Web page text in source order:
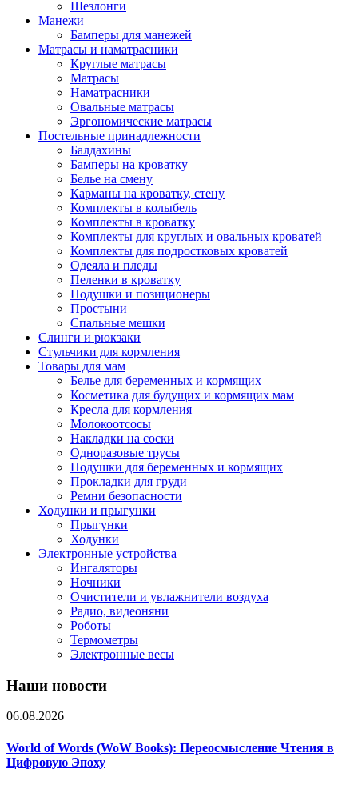
Шезлонги
Манежи
Бамперы для манежей
Матрасы и наматрасники
Круглые матрасы
Матрасы
Наматрасники
Овальные матрасы
Эргономические матрасы
Постельные принадлежности
Балдахины
Бамперы на кроватку
Белье на смену
Карманы на кроватку, стену
Комплекты в колыбель
Комплекты в кроватку
Комплекты для круглых и овальных кроватей
Комплекты для подростковых кроватей
Одеяла и пледы
Пеленки в кроватку
Подушки и позиционеры
Простыни
Спальные мешки
Слинги и рюкзаки
Стульчики для кормления
Товары для мам
Белье для беременных и кормящих
Косметика для будущих и кормящих мам
Кресла для кормления
Молокоотсосы
Накладки на соски
Одноразовые трусы
Подушки для беременных и кормящих
Прокладки для груди
Ремни безопасности
Ходунки и прыгунки
Прыгунки
Ходунки
Электронные устройства
Ингаляторы
Ночники
Очистители и увлажнители воздуха
Радио, видеоняни
Роботы
Термометры
Электронные весы
Наши новости
06.08.2026
World of Words (WoW Books): Переосмысление Чтения в
Цифровую Эпоху